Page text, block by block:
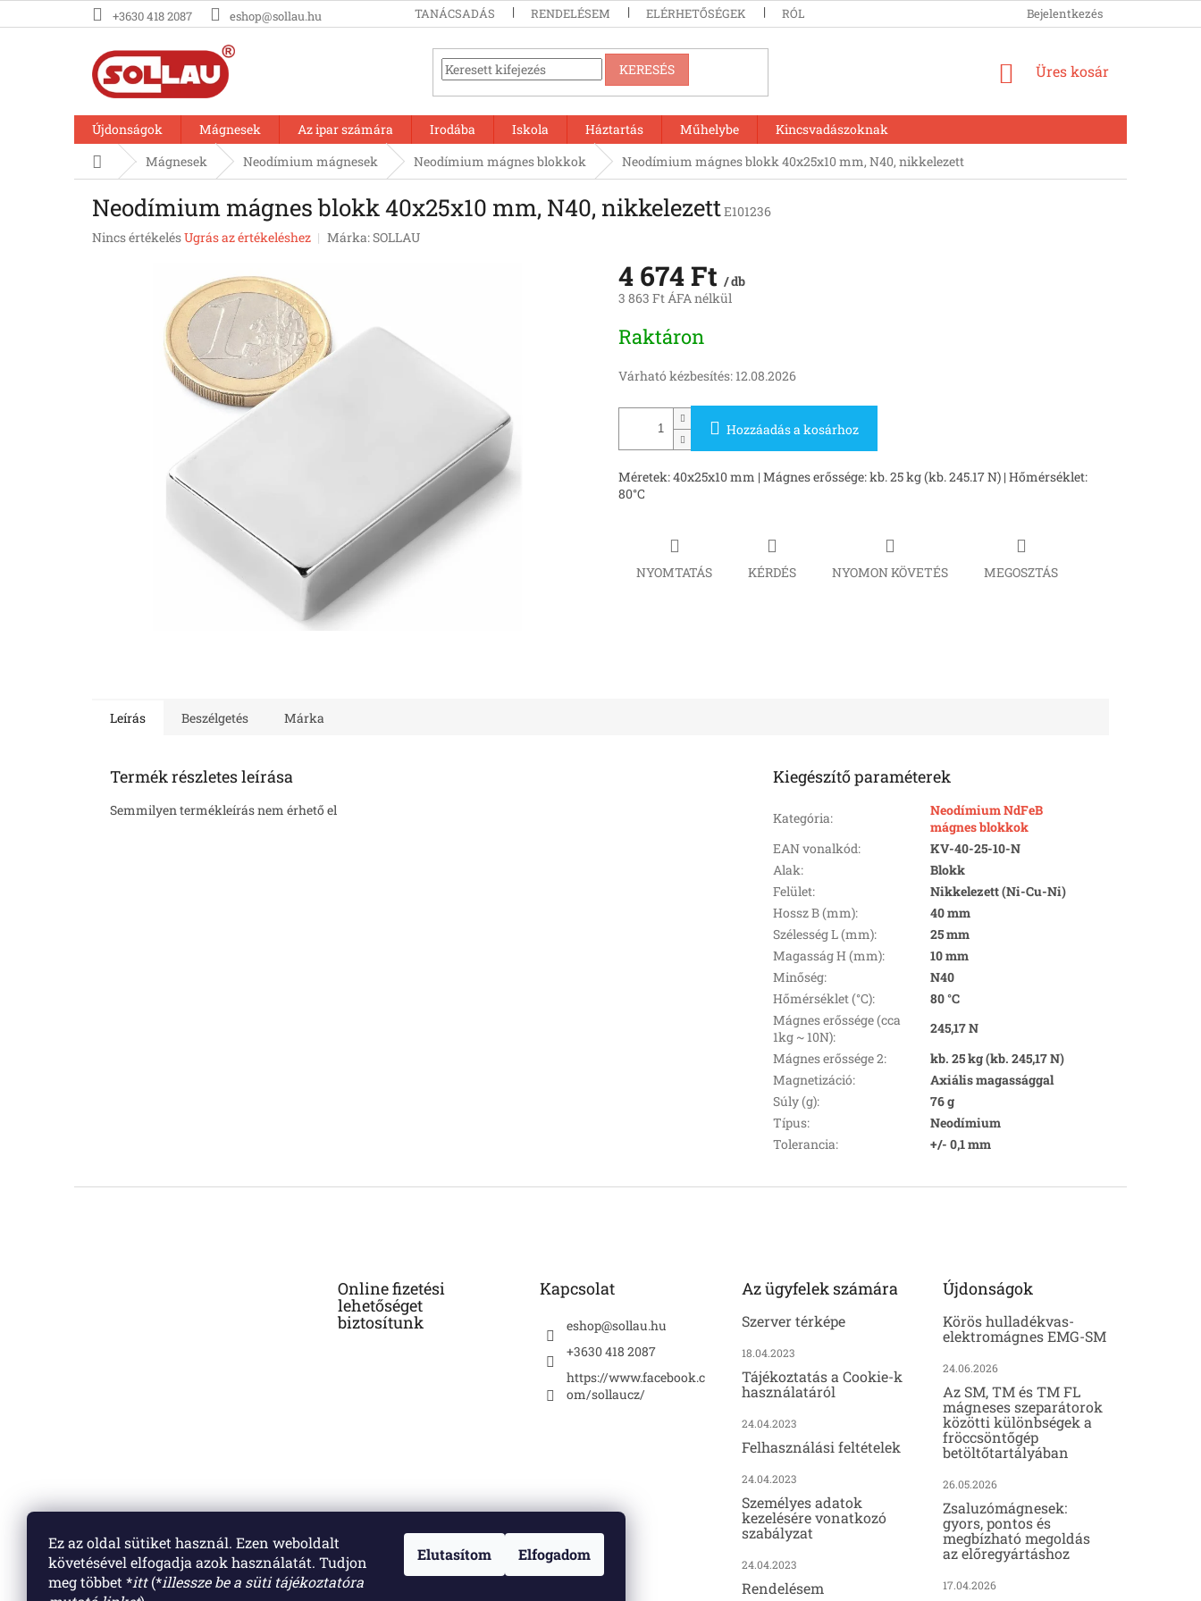
Ez az oldal sütiket használ. Ezen weboldalt
követésével elfogadja azok használatát. Tudjon
meg többet *itt(*illessze be a süti tájékoztatóra
Elutasítom Elfogadom
a
+3630 418 2087 eshop@sollau.hu TANÁCSADÁS RENDELÉSEM ELÉRHETŐSÉGEK RÓLUNK Bejelentkezés
KERESÉS KOSÁR
Üres kosár
Újdonságok Mágnesek Az ipar számára Irodába Iskola Háztartás Műhelybe
Kincsvadászoknak
KezdőlapMágnesek Neodímium mágnesek Neodímium mágnes blokkok Neodímium mágnes blokk 40x25x10 mm, N40, nikkelezett
Neodímium mágnes blokk 40x25x10 mm, N40, nikkelezettE101236
A
Nincs értékelésUgrás az értékeléshez Márka:SOLLAU
4 674 Ft / db
3 863 Ft ÁFA nélkül
Raktáron
Várható kézbesítés: 12.08.2026
Hozzáadás a kosárhoz
Méretek: 40x25x10 mm | Mágnes erőssége: kb. 25 kg (kb. 245.17 N) | Hőmérséklet:
80°C
NYOMTATÁS KÉRDÉS NYOMON KÖVETÉS MEGOSZTÁS
Leírás Beszélgetés Márka
Termék részletes leírása
Semmilyen termékleírás nem érhető el
Kiegészítő paraméterek
Kategória:
Neodímium NdFeB
mágnes blokkok
EAN vonalkód:
KV-40-25-10-N
Alak:
Blokk
Felület:
Nikkelezett (Ni-Cu-Ni)
Hossz B (mm):
40 mm
Szélesség L (mm):
25 mm
Magasság H (mm):
10 mm
Minőség:
N40
Hőmérséklet (°C):
80 °C
Mágnes erőssége (cca
1kg ~ 10N):
245,17 N
Mágnes erőssége 2:
kb. 25 kg (kb. 245,17 N)
Magnetizáció:
Axiális magassággal
Súly (g):
76 g
Típus:
Neodímium
Tolerancia: +/- 0,1 mm
Online fizetési
lehetőséget
biztosítunk
Kapcsolat
eshop@sollau.hu
+3630 418 2087
https://www.facebook.c
om/sollaucz/
Az ügyfelek számára
Szerver térképe
18.04.2023
Tájékoztatás a Cookie-k
használatáról
24.04.2023
Felhasználási feltételek
24.04.2023
Személyes adatok
kezelésére vonatkozó
szabályzat
24.04.2023
Rendelésem
Újdonságok
Körös hulladékvas-
elektromágnes EMG-SM
24.06.2026
Az SM, TM és TM FL
mágneses szeparátorok
közötti különbségek a
fröccsöntőgép
betöltőtartályában
26.05.2026
Zsaluzómágnesek:
gyors, pontos és
megbízható megoldás
az előregyártáshoz
17.04.2026